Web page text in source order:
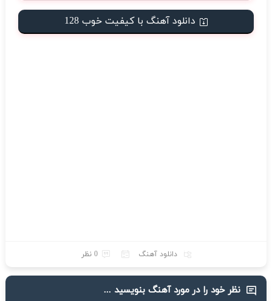
دانلود آهنگ با کیفیت خوب 128
دانلود آهنگ 0 نظر
نظر خود را در مورد آهنگ بنویسید ...